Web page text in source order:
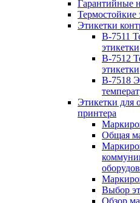
Гарантийные
Термостойкие
Этикетки
B-7511
этикетки
B-7512
этикетки
B-7518
Этикетки для
принтера
Общая
Выбор
Обзор